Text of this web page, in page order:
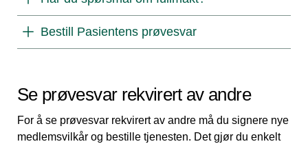
Bestill Pasientens prøvesvar
Se prøvesvar rekvirert av andre
For å se prøvesvar rekvirert av andre må du signere nye
medlemsvilkår og bestille tjenesten. Det gjør du enkelt